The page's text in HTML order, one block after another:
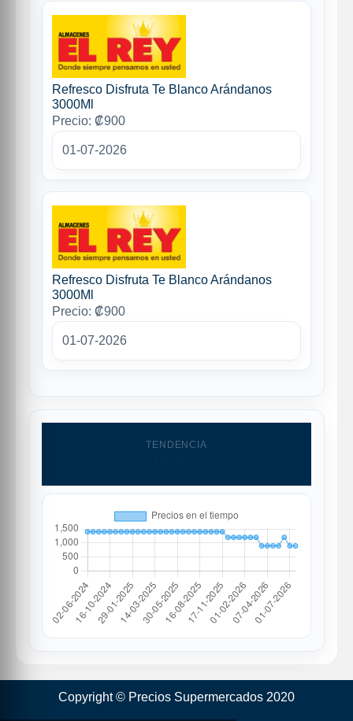
Refresco Disfruta Te Blanco Arándanos
3000Ml
Precio: ₡900
01-07-2026
Refresco Disfruta Te Blanco Arándanos
3000Ml
Precio: ₡900
01-07-2026
TENDENCIA
Copyright © Precios Supermercados 2020